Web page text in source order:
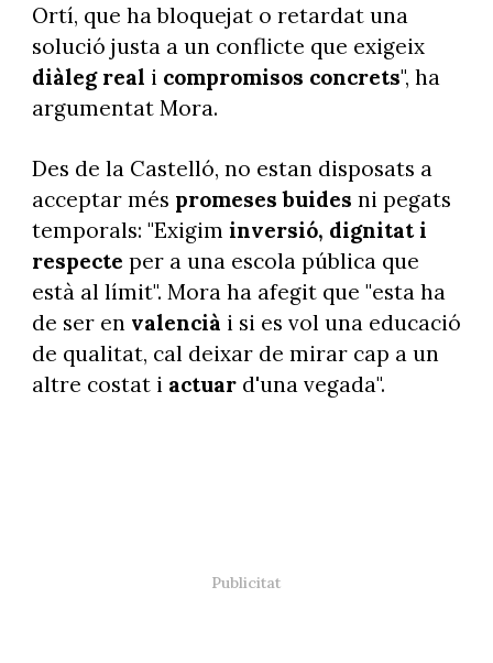
Ortí, que ha bloquejat o retardat una
solució justa a un conflicte que exigeix
diàleg real i compromisos concrets", ha
argumentat Mora.
Des de la Castelló, no estan disposats a
acceptar més promeses buides ni pegats
temporals: "Exigim inversió, dignitat i
respecte per a una escola pública que
està al límit". Mora ha afegit que "esta ha
de ser en valencià i si es vol una educació
de qualitat, cal deixar de mirar cap a un
altre costat i actuar d'una vegada".